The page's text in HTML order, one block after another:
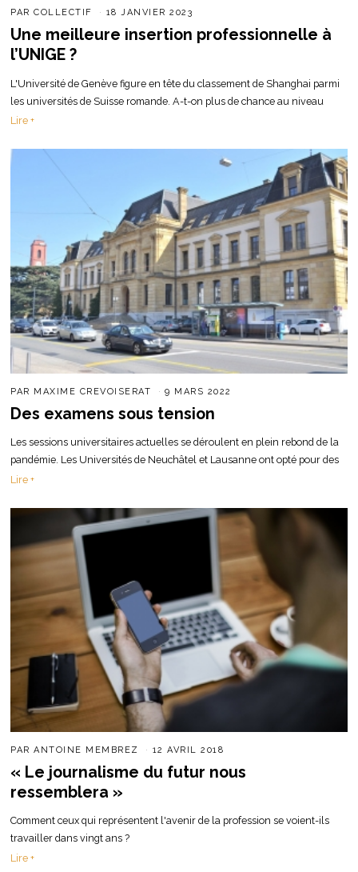
PARCOLLECTIF 18 JANVIER 2023
Une meilleure insertion professionnelle à
l’UNIGE ?
L'Université de Genève figure en tête du classement de Shanghai parmi
les universités de Suisse romande. A-t-on plus de chance au niveau
Lire +
PAR MAXIME CREVOISERAT 9 MARS 2022
Des examens sous tension
Les sessions universitaires actuelles se déroulent en plein rebond de la
pandémie. Les Universités de Neuchâtel et Lausanne ont opté pour des
Lire +
PARANTOINE MEMBREZ 12 AVRIL 2018
« Le journalisme du futur nous
ressemblera »
Comment ceux qui représentent l'avenir de la profession se voient-ils
travailler dans vingt ans ?
Lire +